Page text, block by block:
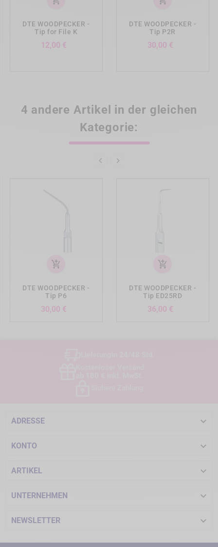
DTE WOODPECKER -
Tip for File K
12,00 €
DTE WOODPECKER -
Tip P2R
30,00 €
4 andere Artikel in der gleichen
Kategorie:
 
add_shopping_cart
DTE WOODPECKER -
Tip P6
30,00 €
add_shopping_cart
DTE WOODPECKER -
Tip ED25RD
36,00 €
ADRESSE 
KONTO 
ARTIKEL 
UNTERNEHMEN 
NEWSLETTER 